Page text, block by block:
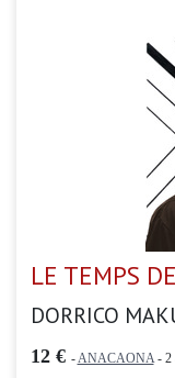
LE TEMPS
DORRICO
12 € -ANACAONA- 2